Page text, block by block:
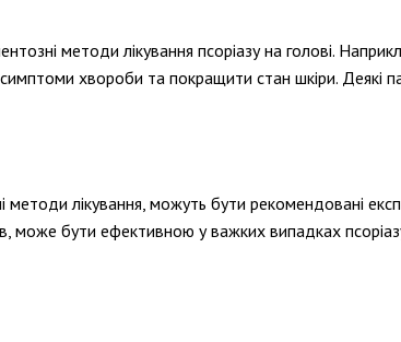
методи лікування псоріазу на голові.
хвороби та покращити стан шкіри. Деякі
методи лікування, можуть бути рекомендовані
може бути ефективною у важких випадках